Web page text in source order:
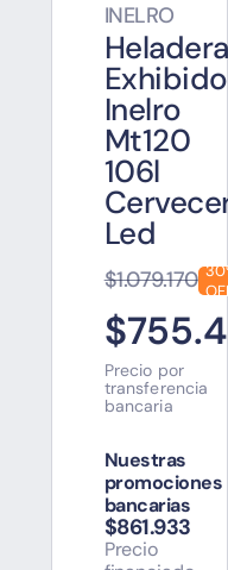
INELRO
Heladera
Inelro
Mt120
106l
Led
$1.079.170
Precio por
transferencia
bancaria
Nuestras
promociones
bancarias
$861.933
Precio